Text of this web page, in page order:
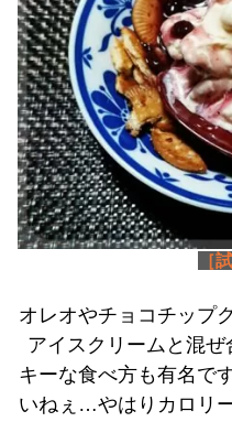
［
オレオやチョコチップ
アイスクリームと混
キーな食べ方も有名で
いねぇ…やはりカロリ